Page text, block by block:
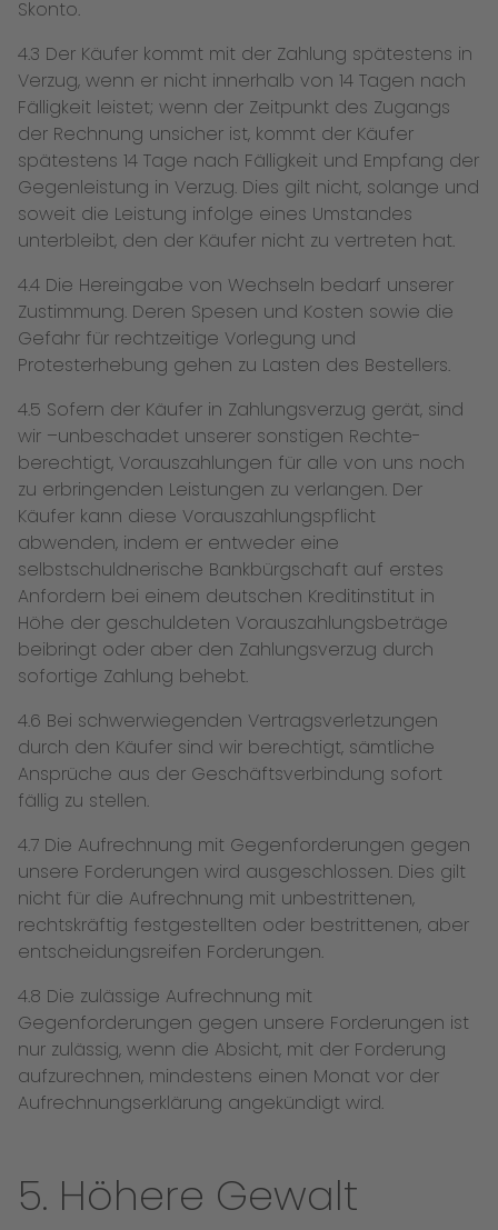
Skonto.
4.3 Der Käufer kommt mit der Zahlung spätestens in
Verzug, wenn er nicht innerhalb von 14 Tagen nach
Fälligkeit leistet; wenn der Zeitpunkt des Zugangs
der Rechnung unsicher ist, kommt der Käufer
spätestens 14 Tage nach Fälligkeit und Empfang der
Gegenleistung in Verzug. Dies gilt nicht, solange und
soweit die Leistung infolge eines Umstandes
unterbleibt, den der Käufer nicht zu vertreten hat.
4.4 Die Hereingabe von Wechseln bedarf unserer
Zustimmung. Deren Spesen und Kosten sowie die
Gefahr für rechtzeitige Vorlegung und
Protesterhebung gehen zu Lasten des Bestellers.
4.5 Sofern der Käufer in Zahlungsverzug gerät, sind
wir –unbeschadet unserer sonstigen Rechte-
berechtigt, Vorauszahlungen für alle von uns noch
zu erbringenden Leistungen zu verlangen. Der
Käufer kann diese Vorauszahlungspflicht
abwenden, indem er entweder eine
selbstschuldnerische Bankbürgschaft auf erstes
Anfordern bei einem deutschen Kreditinstitut in
Höhe der geschuldeten Vorauszahlungsbeträge
beibringt oder aber den Zahlungsverzug durch
sofortige Zahlung behebt.
4.6 Bei schwerwiegenden Vertragsverletzungen
durch den Käufer sind wir berechtigt, sämtliche
Ansprüche aus der Geschäftsverbindung sofort
fällig zu stellen.
4.7 Die Aufrechnung mit Gegenforderungen gegen
unsere Forderungen wird ausgeschlossen. Dies gilt
nicht für die Aufrechnung mit unbestrittenen,
rechtskräftig festgestellten oder bestrittenen, aber
entscheidungsreifen Forderungen.
4.8 Die zulässige Aufrechnung mit
Gegenforderungen gegen unsere Forderungen ist
nur zulässig, wenn die Absicht, mit der Forderung
aufzurechnen, mindestens einen Monat vor der
Aufrechnungserklärung angekündigt wird.
5. Höhere Gewalt